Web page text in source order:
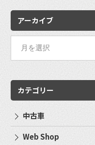
アーカイブ
カテゴリー
中古車
Web Shop